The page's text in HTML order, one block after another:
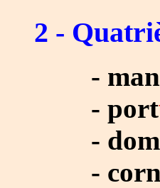
2 -
- man
- port
- dom
- corn